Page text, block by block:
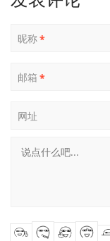
昵称*
邮箱 *
网址